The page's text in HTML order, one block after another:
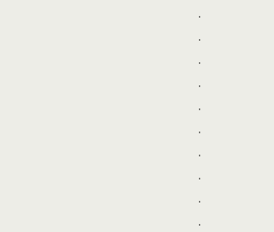
.
.
.
.
.
.
.
.
.
.